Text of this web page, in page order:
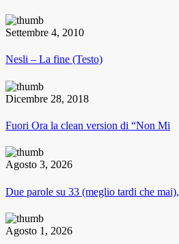
Settembre 4, 2010
Nesli – La fine (Testo)
Dicembre 28, 2018
Fuori Ora la clean version di “Non Mi
Agosto 3, 2026
Due parole su 33 (meglio tardi che mai),
Agosto 1, 2026